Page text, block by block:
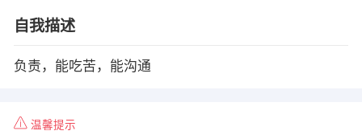
自我描述
负责，能吃苦，能沟通
温馨提示